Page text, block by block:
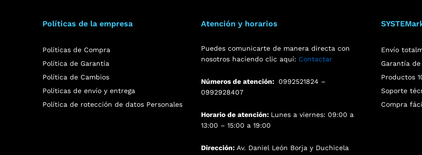
Políticas de la empresa
Políticas de Compra
Política de Garantía
Política de Cambios
Políticas de envío y entrega
Política de rotección de datos Personales
Atención y horarios
Puedes comunicarte de manera directa con
nosotros haciendo clic aquí: Contactar
Números de atención:
0992521824 –
0992928407
Horario de atención: Lunes a viernes: 09:00 a
13:00 – 15:00 a 19:00
Dirección: Av. Daniel León Borja y Duchicela
Envío
Garantía
Productos
Soporte
Compra